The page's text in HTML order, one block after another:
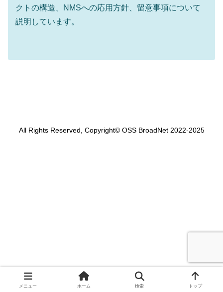
クトの構造、NMSへの応用方針、留意事項について
説明しています。
All Rights Reserved, Copyright© OSS BroadNet 2022-2025
メニュー ホーム 検索 トップ